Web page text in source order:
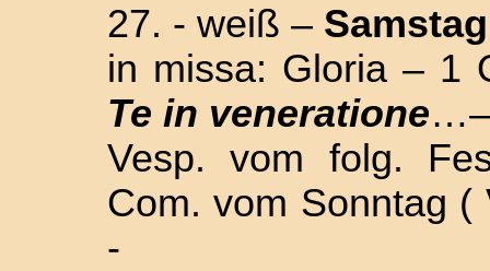
27. - weiß –
in missa: Gloria – 1
Te in veneratione…–
Vesp. vom folg.
Com. vom Sonntag (
-